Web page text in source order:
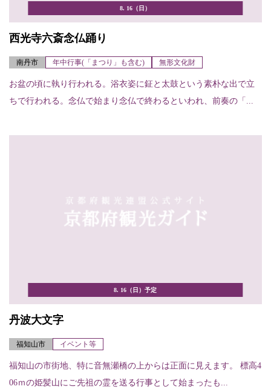
8. 16（日）
西光寺六斎念仏踊り
南丹市 年中行事(「まつり」も含む) 無形文化財
お盆の頃に執り行われる。浴衣姿に鉦と太鼓という素朴な出で立
ちで行われる。念仏で始まり念仏で終わるといわれ、前奏の「...
8. 16（日）予定
丹波大文字
福知山市 イベント等
福知山の市街地、特に音無瀬橋の上からは正面に見えます。 標高4
06ｍの姫髪山にご先祖の霊を送る行事として始まったも...